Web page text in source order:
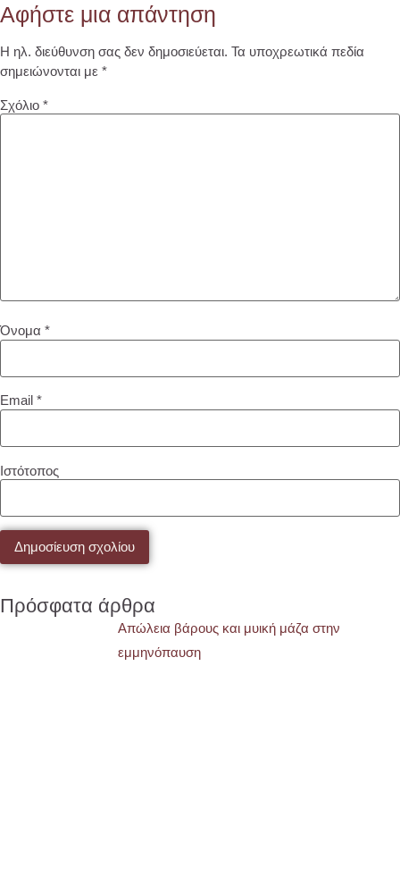
Αφήστε μια απάντηση
Η ηλ. διεύθυνση σας δεν δημοσιεύεται. Τα υποχρεωτικά πεδία
σημειώνονται με *
Σχόλιο *
Όνομα *
Email *
Ιστότοπος
Πρόσφατα άρθρα
Απώλεια βάρους και μυική μάζα στην
εμμηνόπαυση